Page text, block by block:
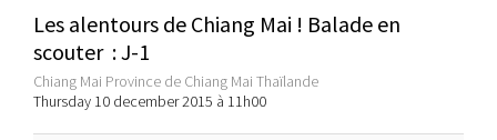
Les alentours de Chiang Mai ! Balade en
scouter : J-1
Chiang Mai Province de Chiang Mai Thaïlande
Thursday 10 december 2015 à 11h00